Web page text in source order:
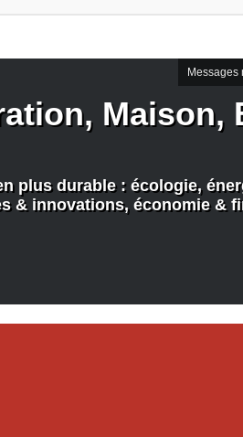
Messages
Maison,
plus durable : écologie,
& innovations, économie &